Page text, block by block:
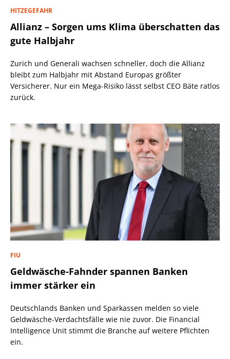
HITZEGEFAHR
Allianz – Sorgen ums Klima überschatten das
gute Halbjahr
Zurich und Generali wachsen schneller, doch die Allianz
bleibt zum Halbjahr mit Abstand Europas größter
Versicherer. Nur ein Mega-Risiko lässt selbst CEO Bäte ratlos
zurück.
FIU
Geldwäsche-Fahnder spannen Banken
immer stärker ein
Deutschlands Banken und Sparkassen melden so viele
Geldwäsche-Verdachtsfälle wie nie zuvor. Die Financial
Intelligence Unit stimmt die Branche auf weitere Pflichten
ein.